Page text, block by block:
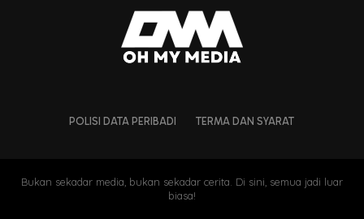
POLISI DATA PERIBADI TERMA DAN SYARAT
Bukan sekadar media, bukan sekadar cerita. Di sini, semua jadi luar
biasa!